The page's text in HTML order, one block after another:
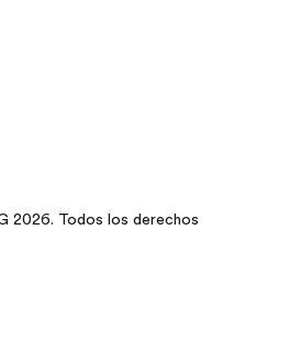
2026. Todos los derechos